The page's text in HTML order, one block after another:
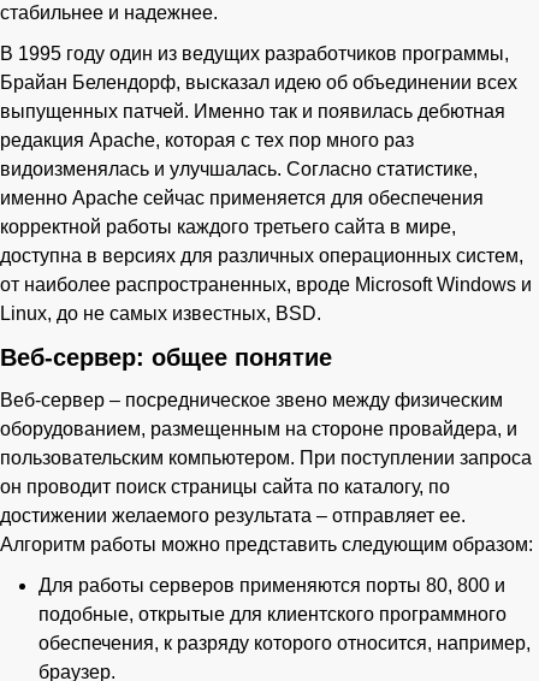
стабильнее и надежнее.
В 1995 году один из ведущих разработчиков программы,
Брайан Белендорф, высказал идею об объединении всех
выпущенных патчей. Именно так и появилась дебютная
редакция Apache, которая с тех пор много раз
видоизменялась и улучшалась. Согласно статистике,
именно Apache сейчас применяется для обеспечения
корректной работы каждого третьего сайта в мире,
доступна в версиях для различных операционных систем,
от наиболее распространенных, вроде Microsoft Windows и
Linux, до не самых известных, BSD.
Веб-сервер: общее понятие
Веб-сервер – посредническое звено между физическим
оборудованием, размещенным на стороне провайдера, и
пользовательским компьютером. При поступлении запроса
он проводит поиск страницы сайта по каталогу, по
достижении желаемого результата – отправляет ее.
Алгоритм работы можно представить следующим образом:
Для работы серверов применяются порты 80, 800 и
подобные, открытые для клиентского программного
обеспечения, к разряду которого относится, например,
браузер.